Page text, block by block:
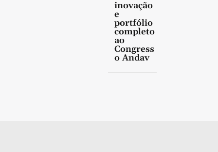
inovação
e
portfólio
completo
ao
Congress
o Andav